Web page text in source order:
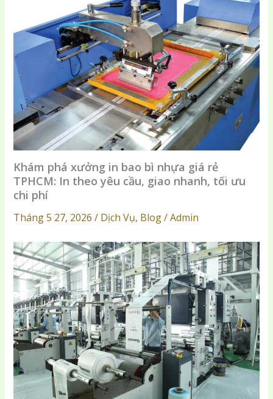
Khám phá xưởng in bao bì nhựa giá rẻ
TPHCM: In theo yêu cầu, giao nhanh, tối ưu
chi phí
Tháng 5 27, 2026 / Dịch Vụ, Blog / Admin